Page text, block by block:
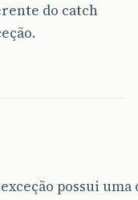
do catch
possui